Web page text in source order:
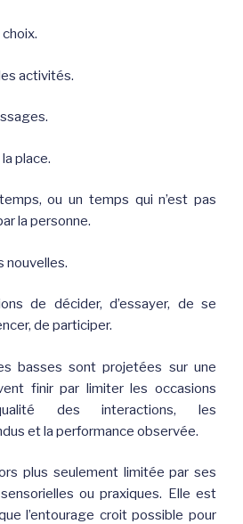
activités.
place.
ou un temps qui n’est pas
la personne.
nouvelles.
de décider, d’essayer, de se
de participer.
basses sont projetées sur une
finir par limiter les occasions
des interactions, les
et la performance observée.
plus seulement limitée par ses
ou praxiques. Elle est
l’entourage croit possible pour